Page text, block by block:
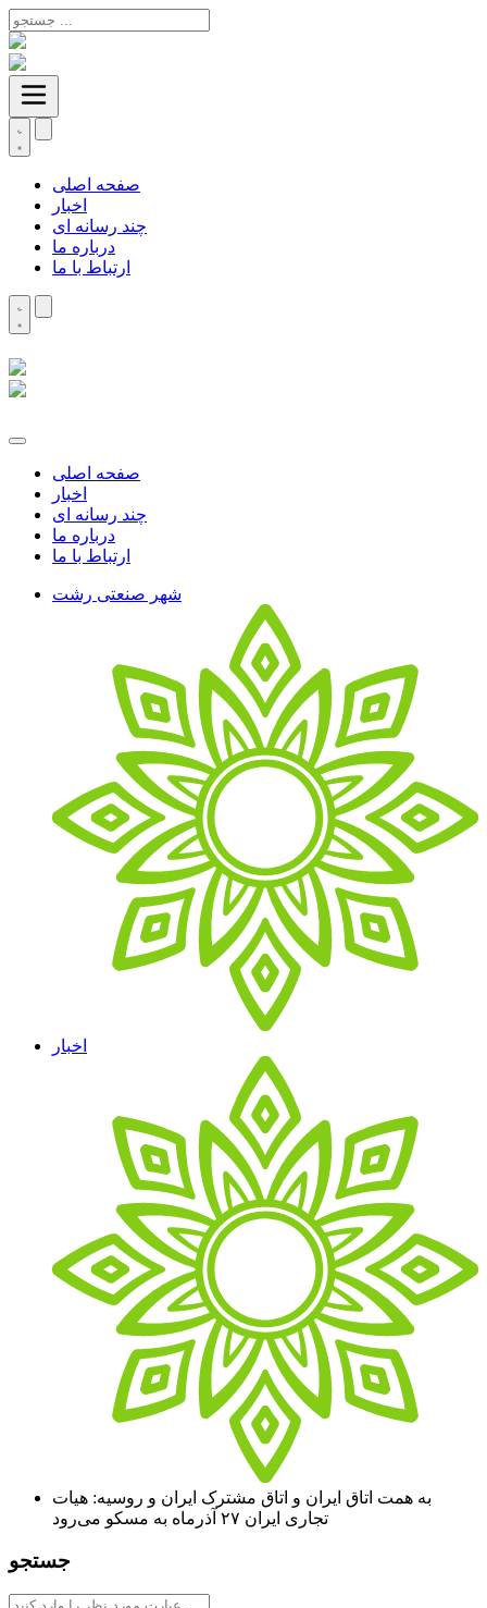
صفحه اصلی
اخبار
چند رسانه ای
درباره ما
ارتباط با ما
صفحه اصلی
اخبار
چند رسانه ای
درباره ما
ارتباط با ما
شهر صنعتی رشت
اخبار
به همت اتاق ایران و اتاق مشترک ایران و روسیه: هیات
تجاری ایران ۲۷ آذرماه به مسکو می‌رود
جستجو